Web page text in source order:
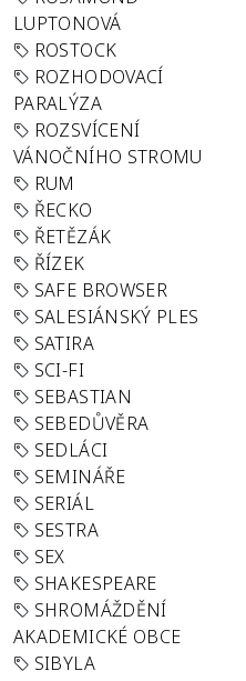
LUPTONOVÁ
ROSTOCK
ROZHODOVACÍ
PARALÝZA
ROZSVÍCENÍ
VÁNOČNÍHO STROMU
RUM
ŘECKO
ŘETĚZÁK
ŘÍZEK
SAFE BROWSER
SALESIÁNSKÝ PLES
SATIRA
SCI-FI
SEBASTIAN
SEBEDŮVĚRA
SEDLÁCI
SEMINÁŘE
SERIÁL
SESTRA
SEX
SHAKESPEARE
SHROMÁŽDĚNÍ
AKADEMICKÉ OBCE
SIBYLA